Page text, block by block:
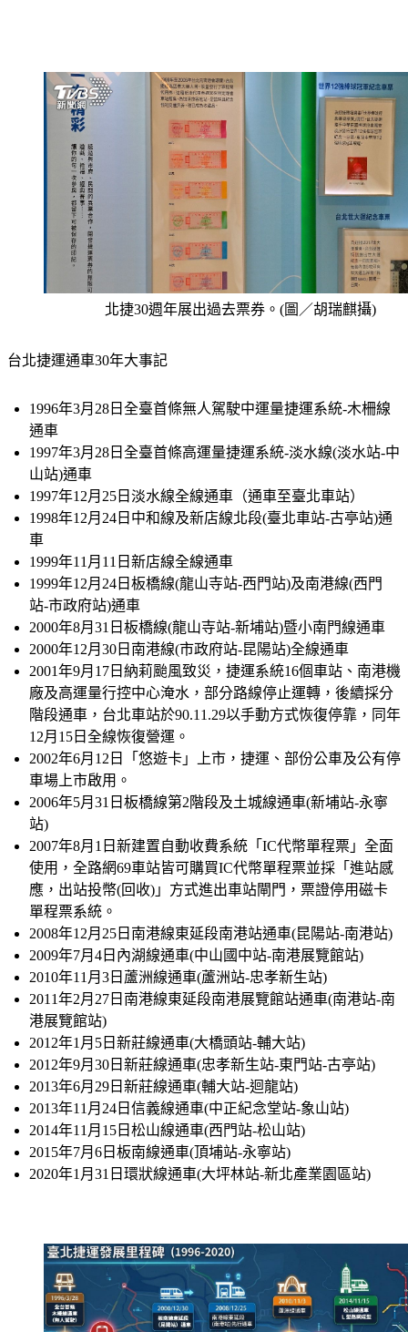
北捷30週年展出過去票券。(圖／胡瑞麒攝)
台北捷運通車30年大事記
1996年3月28日全臺首條無人駕駛中運量捷運系統-木柵線
通車
1997年3月28日全臺首條高運量捷運系統-淡水線(淡水站-中
山站)通車
1997年12月25日淡水線全線通車（通車至臺北車站）
1998年12月24日中和線及新店線北段(臺北車站-古亭站)通
車
1999年11月11日新店線全線通車
1999年12月24日板橋線(龍山寺站-西門站)及南港線(西門
站-市政府站)通車
2000年8月31日板橋線(龍山寺站-新埔站)暨小南門線通車
2000年12月30日南港線(市政府站-昆陽站)全線通車
2001年9月17日納莉颱風致災，捷運系統16個車站、南港機
廠及高運量行控中心淹水，部分路線停止運轉，後續採分
階段通車，台北車站於90.11.29以手動方式恢復停靠，同年
12月15日全線恢復營運。
2002年6月12日「悠遊卡」上市，捷運、部份公車及公有停
車場上市啟用。
2006年5月31日板橋線第2階段及土城線通車(新埔站-永寧
站)
2007年8月1日新建置自動收費系統「IC代幣單程票」全面
使用，全路網69車站皆可購買IC代幣單程票並採「進站感
應，出站投幣(回收)」方式進出車站閘門，票證停用磁卡
單程票系統。
2008年12月25日南港線東延段南港站通車(昆陽站-南港站)
2009年7月4日內湖線通車(中山國中站-南港展覽館站)
2010年11月3日蘆洲線通車(蘆洲站-忠孝新生站)
2011年2月27日南港線東延段南港展覽館站通車(南港站-南
港展覽館站)
2012年1月5日新莊線通車(大橋頭站-輔大站)
2012年9月30日新莊線通車(忠孝新生站-東門站-古亭站)
2013年6月29日新莊線通車(輔大站-迴龍站)
2013年11月24日信義線通車(中正紀念堂站-象山站)
2014年11月15日松山線通車(西門站-松山站)
2015年7月6日板南線通車(頂埔站-永寧站)
2020年1月31日環狀線通車(大坪林站-新北產業園區站)